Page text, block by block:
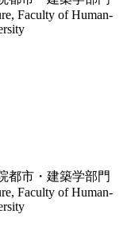
Faculty of Human-
都市・建築学部門
Faculty of Human-